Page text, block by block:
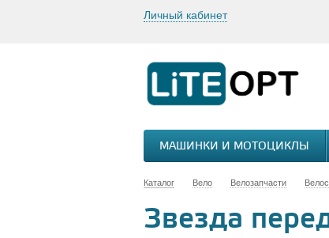
Личный кабинет
МАШИНКИ И МОТОЦИКЛЫ
Каталог Вело Велозапчасти
Звезда